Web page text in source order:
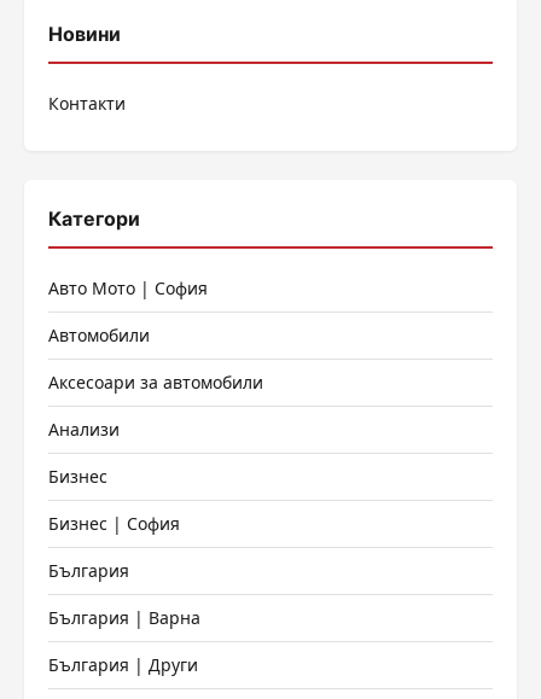
публикациите
Новини
Контакти
Категори
Авто Мото | София
Автомобили
Аксесоари за автомобили
Анализи
Бизнес
Бизнес | София
България
България | Варна
България | Други